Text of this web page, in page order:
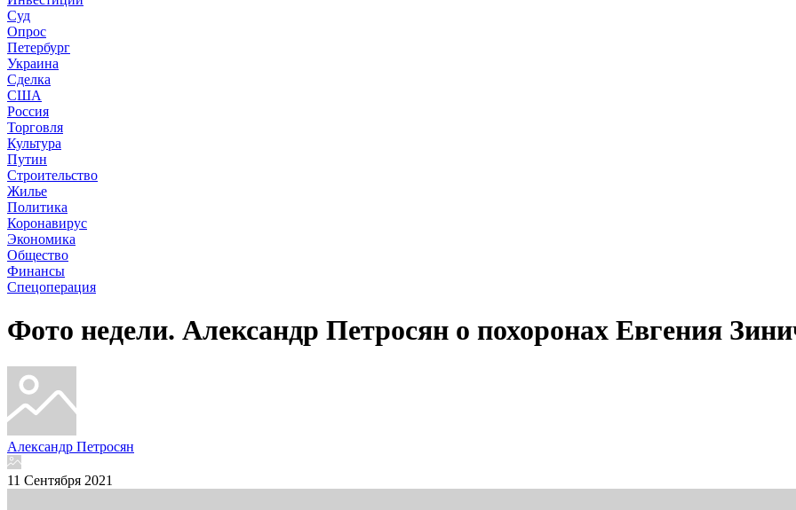
Суд
Опрос
Петербург
Украина
Сделка
США
Россия
Торговля
Культура
Путин
Строительство
Жилье
Политика
Коронавирус
Экономика
Общество
Финансы
Спецоперация
Фото недели. Александр Петросян о похоронах Евгения
Александр Петросян
11 Сентября 2021